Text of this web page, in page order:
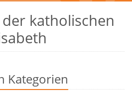
katholischen
Kategorien